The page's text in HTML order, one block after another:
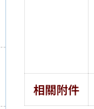
相關附件